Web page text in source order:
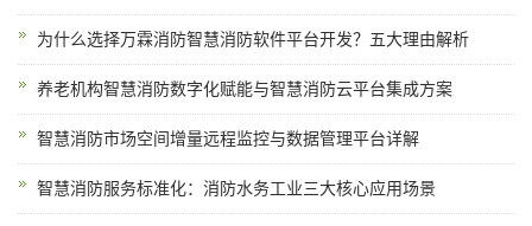
为什么选择万霖消防智慧消防软件平台开发？五大理由解析
养老机构智慧消防数字化赋能与智慧消防云平台集成方案
智慧消防市场空间增量远程监控与数据管理平台详解
智慧消防服务标准化：消防水务工业三大核心应用场景